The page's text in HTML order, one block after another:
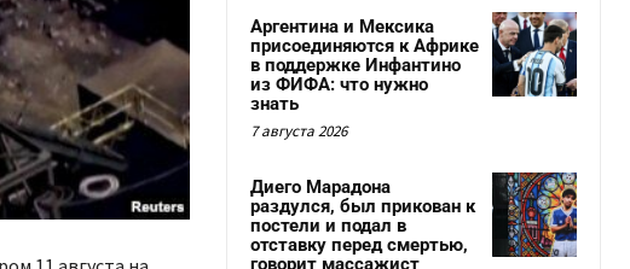
Аргентина и Мексика
присоединяются к Африке
в поддержке Инфантино
из ФИФА: что нужно
знать
7 августа 2026
Диего Марадона
раздулся, был прикован к
постели и подал в
отставку перед смертью,
говорит массажист